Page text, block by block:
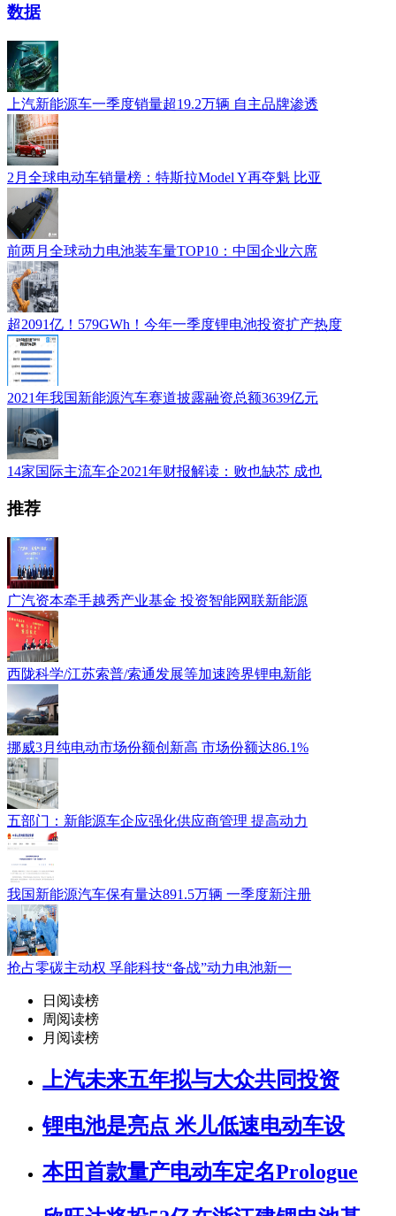
数据
上汽新能源车一季度销量超19.2万辆 自主品牌渗透
2月全球电动车销量榜：特斯拉Model Y再夺魁 比亚
前两月全球动力电池装车量TOP10：中国企业六席
超2091亿！579GWh！今年一季度锂电池投资扩产热度
2021年我国新能源汽车赛道披露融资总额3639亿元
14家国际主流车企2021年财报解读：败也缺芯 成也
推荐
广汽资本牵手越秀产业基金 投资智能网联新能源
西陇科学/江苏索普/索通发展等加速跨界锂电新能
挪威3月纯电动市场份额创新高 市场份额达86.1%
五部门：新能源车企应强化供应商管理 提高动力
我国新能源汽车保有量达891.5万辆 一季度新注册
抢占零碳主动权 孚能科技“备战”动力电池新一
日阅读榜
周阅读榜
月阅读榜
上汽未来五年拟与大众共同投资
锂电池是亮点 米儿低速电动车设
本田首款量产电动车定名Prologue